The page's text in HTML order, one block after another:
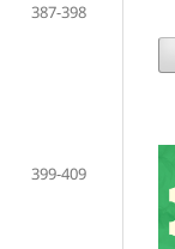
387-398
399-409